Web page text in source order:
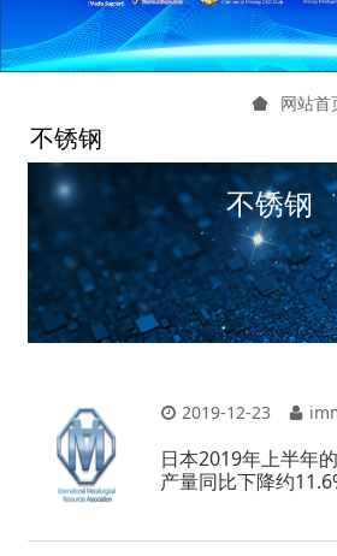
不锈钢
网站首
不锈钢
2019-12-23
日本2019年上半年
产量同比下降约